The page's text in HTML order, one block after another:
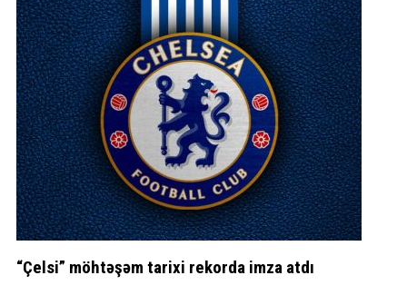
“Çelsi” möhtəşəm tarixi rekorda imza atdı